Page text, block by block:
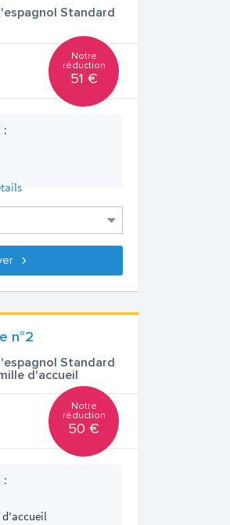
Standard
Notre
réduction
51 €
:
n°2
Standard
d'accueil
Notre
réduction
50 €
:
d'accueil